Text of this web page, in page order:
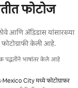
फोटोज
आणि अ‍ॅडिडास यांसारख्या
फोटोग्राफी केली आहे.
पद्धतीने भाषांतर केले आहे
·Mexico City मध्ये फोटोग्राफर